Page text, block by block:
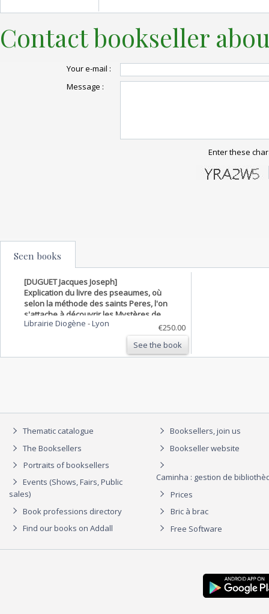
Contact bookseller
Your e-mail :
Message :
Enter these
Seen books
[DUGUET Jacques Joseph]
Explication du livre des pseaumes, où
selon la méthode des saints Peres, l'on
s'attache à découvrir les Mystères de
Jésus-Christ, & les Régles des moeurs
renfermées dans la lettre même de
l'Ecriture. (7 volumes, sans le …
Librairie Diogène -Lyon
€250.00
See the book
Thematic catalogue
The Booksellers
Portraits of booksellers
Events (Shows, Fairs, Public
sales)
Book professions directory
Find our books on Addall
Booksellers, join us
Bookseller website
Caminha : gestion de
Prices
Bric à brac
Free Software